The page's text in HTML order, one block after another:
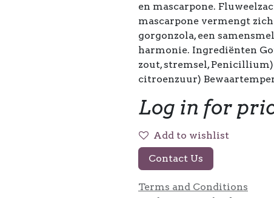
en mascarpone.
mascarpone vermengt
gorgonzola, een
harmonie. Ingrediënten
zout, stremsel,
citroenzuur)
Log in for
Add to wishlist
Contact Us
Terms and Conditions